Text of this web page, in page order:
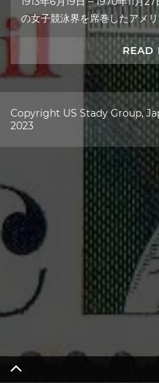
の女子競泳界を席巻したアメ
READ
Copyright US Stady Group,
2023